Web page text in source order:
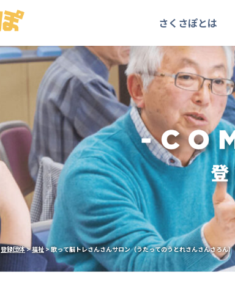
さくさぽとは
登録団体>福祉>歌って脳トレさんさんサロン（うたってのうとれさんさんさろん）